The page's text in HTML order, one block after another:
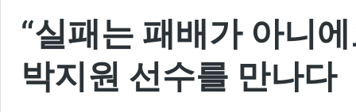
“실패는 패배가 아니
박지원 선수를 만나다